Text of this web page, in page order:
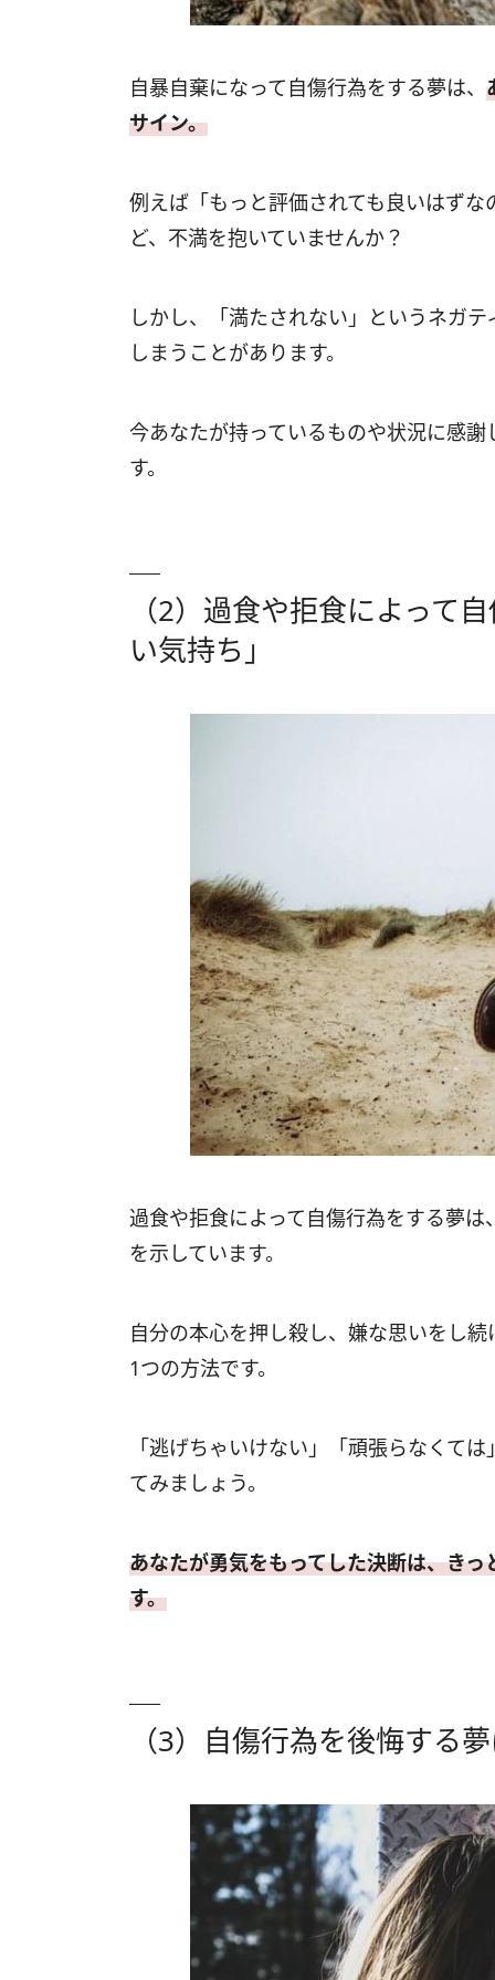
自暴自棄になって自傷行為をする夢は、
サイン。
例えば「もっと評価されても良いはず
ど、不満を抱いていませんか？
しかし、「満たされない」というネガ
しまうことがあります。
今あなたが持っているものや状況に感謝
す。
（2）過食や拒食によって
い気持ち」
過食や拒食によって自傷行為をする夢は
を示しています。
自分の本心を押し殺し、嫌な思いをし
1つの方法です。
「逃げちゃいけない」「頑張らなくて
てみましょう。
あなたが勇気をもってした決断は、き
す。
（3）自傷行為を後悔する